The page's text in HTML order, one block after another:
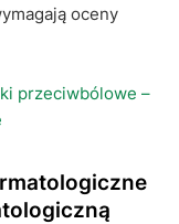
oceny
przeciwbólowe –